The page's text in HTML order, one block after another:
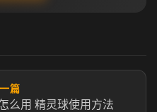
一篇
么用 精灵球使用方法